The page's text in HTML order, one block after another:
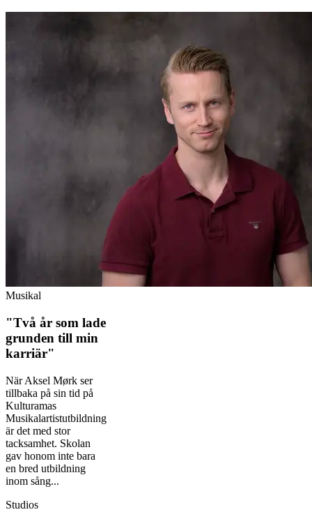
Musikal
"Två år som lade
grunden till min
karriär"
När Aksel Mørk ser
tillbaka på sin tid på
Kulturamas
Musikalartistutbildning
är det med stor
tacksamhet. Skolan
gav honom inte bara
en bred utbildning
inom sång...
Studios